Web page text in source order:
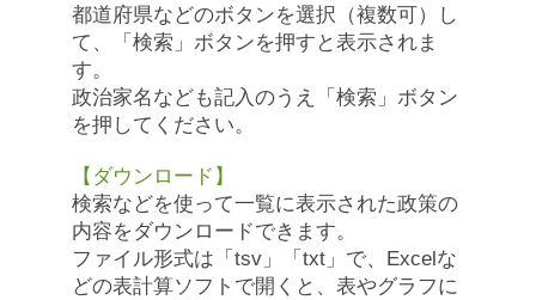
都道府県などのボタンを選択（複数可）し
て、「検索」ボタンを押すと表示されま
す。
政治家名なども記入のうえ「検索」ボタン
を押してください。
【ダウンロード】
検索などを使って一覧に表示された政策の
内容をダウンロードできます。
ファイル形式は「tsv」「txt」で、Excelな
どの表計算ソフトで開くと、表やグラフに